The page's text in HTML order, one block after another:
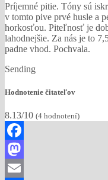
Príjemné pitie. Tóny sú
v tomto pive prvé husle a
horkosťou. Piteľnosť je
lahodnejšie. Za nás je to
padne vhod. Pochvala.
Sending
Hodnotenie čitateľov
8.13/10 (4 hodnotení)
Facebook
Mastodon